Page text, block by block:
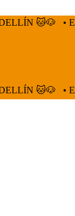
🐱🐶
•
🐱🐶 •